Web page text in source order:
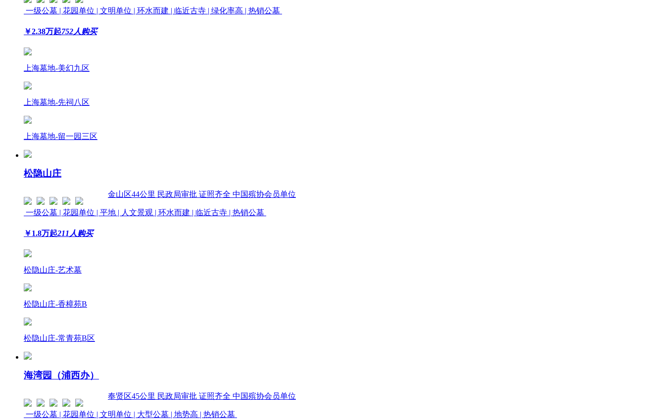
一级公墓 | 花园单位 | 文明单位 | 环水而建 | 临近古寺 | 绿化率高 | 热销公墓
￥2.38万起752人购买
上海墓地-美幻九区
上海墓地-先祠八区
上海墓地-留一园三区
松隐山庄
金山区44公里 民政局审批 证照齐全 中国殡协会员单位
一级公墓 | 花园单位 | 平地 | 人文景观 | 环水而建 | 临近古寺 | 热销公墓
￥1.8万起211人购买
松隐山庄-艺术墓
松隐山庄-香樟苑B
松隐山庄-常青苑B区
海湾园（浦西办）
奉贤区45公里 民政局审批 证照齐全 中国殡协会员单位
一级公墓 | 花园单位 | 文明单位 | 大型公墓 | 地势高 | 热销公墓